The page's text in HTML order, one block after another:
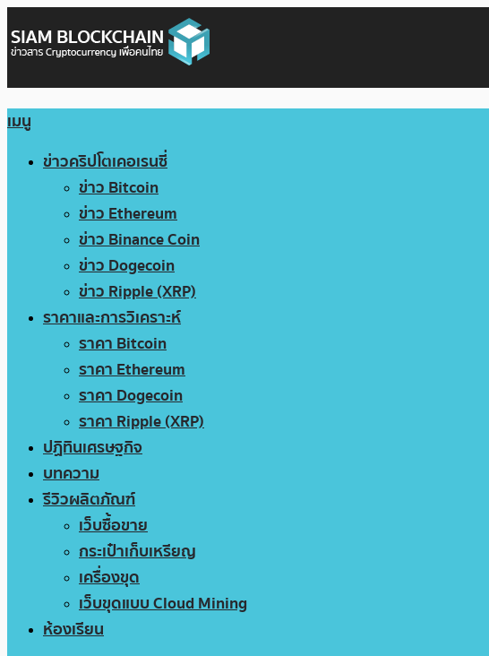
เมนู
ข่าวคริปโตเคอเรนซี่
ข่าว Bitcoin
ข่าว Ethereum
ข่าว Binance Coin
ข่าว Dogecoin
ข่าว Ripple (XRP)
ราคาและการวิเคราะห์
ราคา Bitcoin
ราคา Ethereum
ราคา Dogecoin
ราคา Ripple (XRP)
ปฏิทินเศรษฐกิจ
บทความ
รีวิวผลิตภัณฑ์
เว็บซื้อขาย
กระเป๋าเก็บเหรียญ
เครื่องขุด
เว็บขุดแบบ Cloud Mining
ห้องเรียน